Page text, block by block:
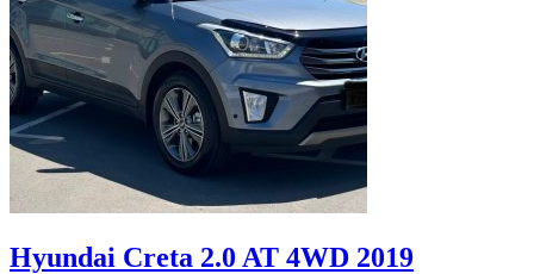
Hyundai Creta 2.0 AT 4WD 2019